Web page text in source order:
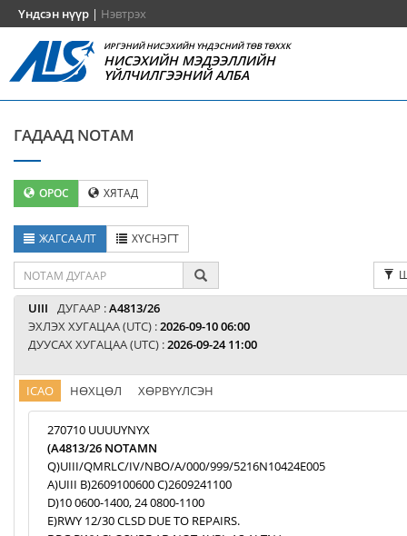
Үндсэн нүүр | Нэвтрэх
ИРГЭНИЙ НИСЭХИЙН ҮНДЭСНИЙ ТӨВ ТӨХХК
НИСЭХИЙН МЭДЭЭЛЛИЙН
ҮЙЛЧИЛГЭЭНИЙ АЛБА
ГАДААД NOTAM
ОРОС ХЯТАД
ЖАГСААЛТ ХҮСНЭГТ
UIII ДУГААР :A4813/26
ЭХЛЭХ ХУГАЦАА (UTC) :2026-09-10 06:00
ДУУСАХ ХУГАЦАА (UTC) :2026-09-24 11:00
ICAO НӨХЦӨЛ ХӨРВҮҮЛСЭН
270710 UUUUYNYX
(A4813/26 NOTAMN
Q)UIII/QMRLC/IV/NBO/A/000/999/5216N10424E005
A)UIII B)2609100600 C)2609241100
D)10 0600-1400, 24 0800-1100
E)RWY 12/30 CLSD DUE TO REPAIRS.